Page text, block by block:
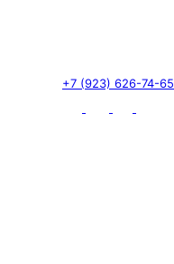
+7 (923) 626-74-65